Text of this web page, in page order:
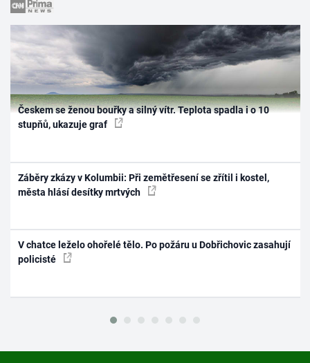
Českem se ženou bouřky a silný vítr. Teplota spadla i o 10
stupňů, ukazuje graf
Záběry zkázy v Kolumbii: Při zemětřesení se zřítil i kostel,
města hlásí desítky mrtvých
V chatce leželo ohořelé tělo. Po požáru u Dobřichovic zasahují
policisté